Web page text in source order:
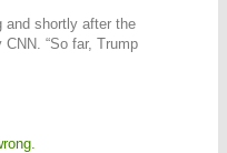
and shortly after the
“So far, Trump